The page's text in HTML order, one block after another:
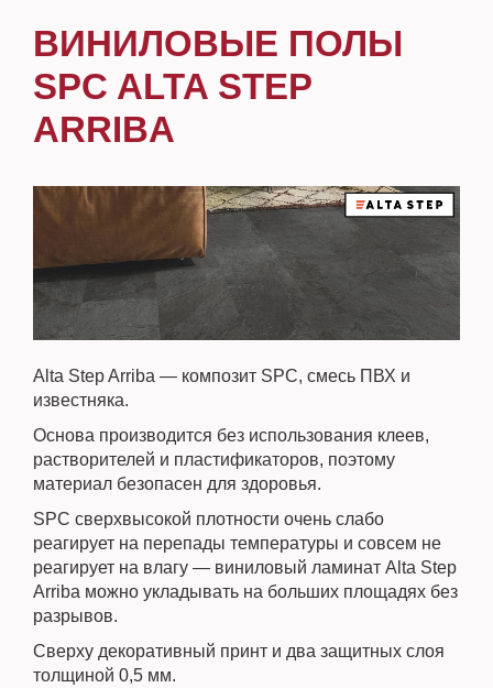
ВИНИЛОВЫЕ ПОЛЫ
SPC ALTA STEP
ARRIBA
Alta Step Arriba — композит SPC, смесь ПВХ и
известняка.
Основа производится без использования клеев,
растворителей и пластификаторов, поэтому
материал безопасен для здоровья.
SPC сверхвысокой плотности очень слабо
реагирует на перепады температуры и совсем не
реагирует на влагу — виниловый ламинат Alta Step
Arriba можно укладывать на больших площадях без
разрывов.
Сверху декоративный принт и два защитных слоя
толщиной 0,5 мм.